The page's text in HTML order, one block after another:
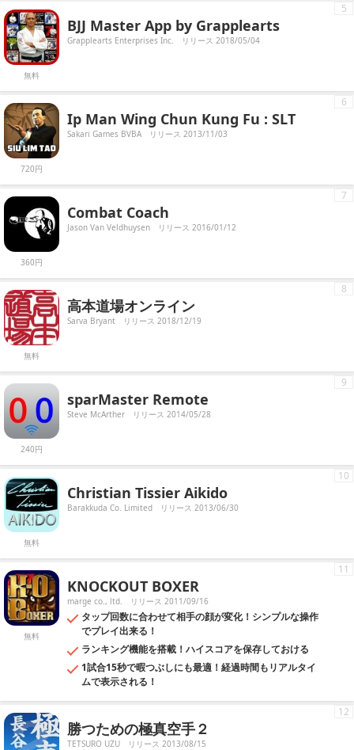
無料
BJJ Master App by Grapplearts
Grapplearts Enterprises Inc. リリース 2018/05/04
5
720円
Ip Man Wing Chun Kung Fu : SLT
Sakari Games BVBA リリース 2013/11/03
6
360円
Combat Coach
Jason Van Veldhuysen リリース 2016/01/12
7
無料
高本道場オンライン
Sarva Bryant リリース 2018/12/19
8
240円
sparMaster Remote
Steve McArther リリース 2014/05/28
9
無料
Christian Tissier Aikido
Barakkuda Co. Limited リリース 2013/06/30
10
無料
KNOCKOUT BOXER
marge co., ltd. リリース 2011/09/16
タップ回数に合わせて相手の顔が変化！シンプルな操作
でプレイ出来る！
ランキング機能を搭載！ハイスコアを保存しておける
1試合15秒で暇つぶしにも最適！経過時間もリアルタイ
ムで表示される！
11
勝つための極真空手２
TETSURO UZU リリース 2013/08/15
12